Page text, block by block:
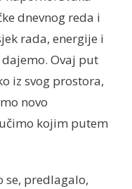
dnevnog reda i
rada, energije i
Ovaj put
iz svog prostora,
novo
kojim putem
se, predlagalo,